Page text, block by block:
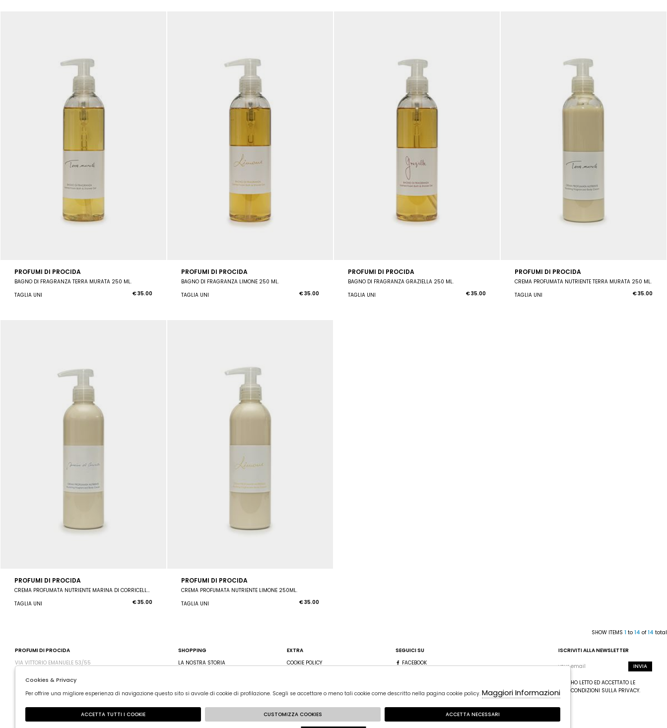
PROFUMI DI PROCIDA
BAGNO DI FRAGRANZA TERRA MURATA 250 ML.
TAGLIA UNI
€ 35.00
PROFUMI DI PROCIDA
BAGNO DI FRAGRANZA LIMONE 250 ML.
TAGLIA UNI
€ 35.00
PROFUMI DI PROCIDA
BAGNO DI FRAGRANZA GRAZIELLA 250 ML.
TAGLIA UNI
€ 35.00
PROFUMI DI PROCIDA
CREMA PROFUMATA NUTRIENTE TERRA MURATA 250 ML.
TAGLIA UNI
€ 35.00
PROFUMI DI PROCIDA
CREMA PROFUMATA NUTRIENTE MARINA DI CORRICELLA 250 ML
TAGLIA UNI
€ 35.00
PROFUMI DI PROCIDA
CREMA PROFUMATA NUTRIENTE LIMONE 250ML.
TAGLIA UNI
€ 35.00
SHOW ITEMS 1 to 14 of14 total
PROFUMI DI PROCIDA
VIA VITTORIO EMANUELE 53/55
P. IVA:
TELEFONO: 0818960233 - 3477841911
CONTATTI: ORDINI@PROFUMIDIPROCIDA.IT, INFO@ACQUADILIMONE.IT, INFO@PROFUMIDIPROCIDA.IT
SHOPPING
LA NOSTRA STORIA
SPEDIZIONE
EXTRA
COOKIE POLICY
TERMINI E CONDIZIONI
SEGUICI SU
FACEBOOK
ISCRIVITI ALLA NEWSLETTER
HO LETTO ED ACCETTATO LE
CONDIZIONI SULLA PRIVACY.
INVIA
Cookies & Privacy
Per offrire una migliore esperienza di navigazione questo sito si avvale di cookie di profilazione. Scegli se accettare o meno tali cookie come descritto nella pagina cookie policy. Maggiori Informazioni
ACCETTA TUTTI I COOKIE CUSTOMIZZA COOKIES ACCETTA NECESSARI